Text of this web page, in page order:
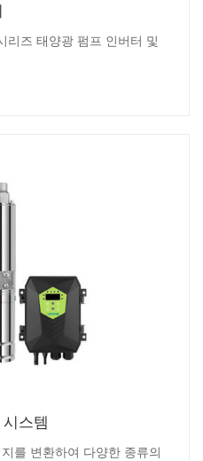
리즈 태양광 펌프 인버터 및
스템
를 변환하여 다양한 종류의